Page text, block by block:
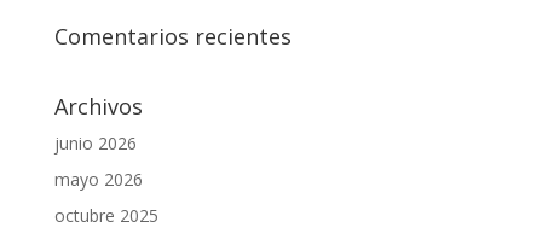
Comentarios recientes
Archivos
junio 2026
mayo 2026
octubre 2025